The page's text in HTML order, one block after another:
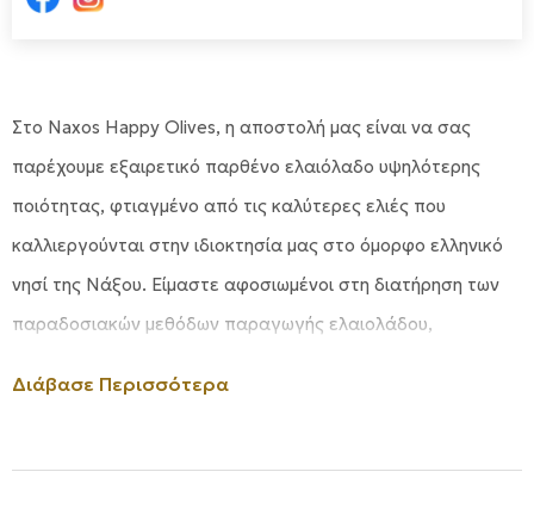
Στο Naxos Happy Olives, η αποστολή μας είναι να σας
παρέχουμε εξαιρετικό παρθένο ελαιόλαδο υψηλότερης
ποιότητας, φτιαγμένο από τις καλύτερες ελιές που
καλλιεργούνται στην ιδιοκτησία μας στο όμορφο ελληνικό
νησί της Νάξου. Είμαστε αφοσιωμένοι στη διατήρηση των
παραδοσιακών μεθόδων παραγωγής ελαιολάδου,
Διάβασε Περισσότερα